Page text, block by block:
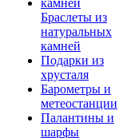
Браслеты из
натуральных
камней
Подарки из
хрусталя
Барометры и
метеостанции
Палантины и
шарфы